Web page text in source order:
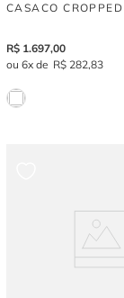
CASACO
R$ 1.697,00
6
R$ 282,83